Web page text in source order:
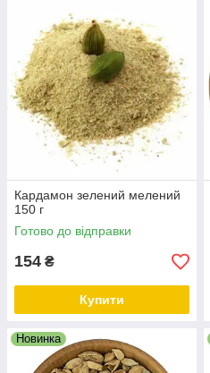
Кардамон зелений мелений
150 г
Готово до відправки
154 ₴
Купити
Новинка